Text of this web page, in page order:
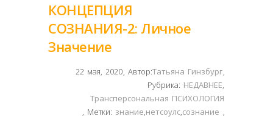
КОНЦЕПЦИЯ
СОЗНАНИЯ-2: Личное
Значение
22 мая, 2020, Автор:Татьяна Гинзбург,
Рубрика: НЕДАВНЕЕ,
Трансперсональная ПСИХОЛОГИЯ
, Метки: знание,нетсоулс,сознание ,